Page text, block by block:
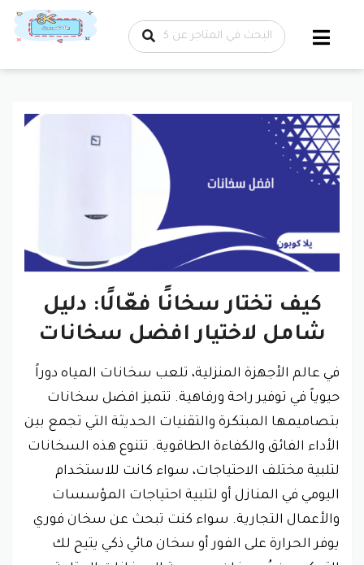
تخطي إلى
المحتوى
كيف تختار سخانًا فعّالًا: دليل
شامل لاختيار افضل سخانات
في عالم الأجهزة المنزلية، تلعب سخانات المياه دوراً
حيوياً في توفير راحة ورفاهية. تتميز افضل سخانات
بتصاميمها المبتكرة والتقنيات الحديثة التي تجمع بين
الأداء الفائق والكفاءة الطاقوية. تتنوع هذه السخانات
لتلبية مختلف الاحتياجات، سواء كانت للاستخدام
اليومي في المنازل أو لتلبية احتياجات المؤسسات
والأعمال التجارية. سواء كنت تبحث عن سخان فوري
يوفر الحرارة على الفور أو سخان مائي ذكي يتيح لك